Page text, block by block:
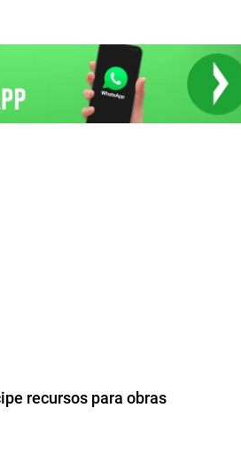
recursos para obras